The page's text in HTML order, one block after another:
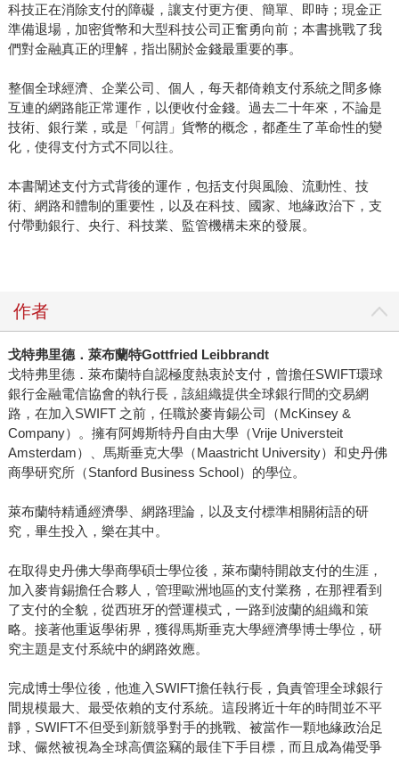
科技正在消除支付的障礙，讓支付更方便、簡單、即時；現金正
準備退場，加密貨幣和大型科技公司正奮勇向前；本書挑戰了我
們對金融真正的理解，指出關於金錢最重要的事。
整個全球經濟、企業公司、個人，每天都倚賴支付系統之間多條
互連的網路能正常運作，以便收付金錢。過去二十年來，不論是
技術、銀行業，或是「何謂」貨幣的概念，都產生了革命性的變
化，使得支付方式不同以往。
本書闡述支付方式背後的運作，包括支付與風險、流動性、技
術、網路和體制的重要性，以及在科技、國家、地緣政治下，支
付帶動銀行、央行、科技業、監管機構未來的發展。
作者
戈特弗里德．萊布蘭特Gottfried Leibbrandt
戈特弗里德．萊布蘭特自認極度熱衷於支付，曾擔任SWIFT環球
銀行金融電信協會的執行長，該組織提供全球銀行間的交易網
路，在加入SWIFT 之前，任職於麥肯錫公司（McKinsey &
Company）。擁有阿姆斯特丹自由大學（Vrije Universteit
Amsterdam）、馬斯垂克大學（Maastricht University）和史丹佛
商學研究所（Stanford Business School）的學位。
萊布蘭特精通經濟學、網路理論，以及支付標準相關術語的研
究，畢生投入，樂在其中。
在取得史丹佛大學商學碩士學位後，萊布蘭特開啟支付的生涯，
加入麥肯錫擔任合夥人，管理歐洲地區的支付業務，在那裡看到
了支付的全貌，從西班牙的營運模式，一路到波蘭的組織和策
略。接著他重返學術界，獲得馬斯垂克大學經濟學博士學位，研
究主題是支付系統中的網路效應。
完成博士學位後，他進入SWIFT擔任執行長，負責管理全球銀行
間規模最大、最受依賴的支付系統。這段將近十年的時間並不平
靜，SWIFT不但受到新競爭對手的挑戰、被當作一顆地緣政治足
球、儼然被視為全球高價盜竊的最佳下手目標，而且成為備受爭